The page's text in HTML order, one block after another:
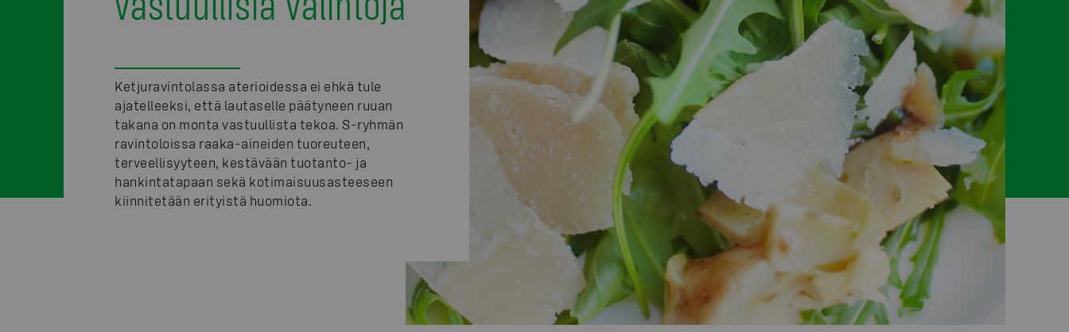
Ketjuravintolassa aterioidessa ei ehkä tule
ajatelleeksi, että lautaselle päätyneen ruuan
takana on monta vastuullista tekoa. S-ryhmän
ravintoloissa raaka-aineiden tuoreuteen,
terveellisyyteen, kestävään tuotanto- ja
hankintatapaan sekä kotimaisuusasteeseen
kiinnitetään erityistä huomiota.